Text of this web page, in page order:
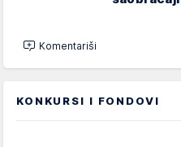
Komentariši
KONKURSI I FONDOVI